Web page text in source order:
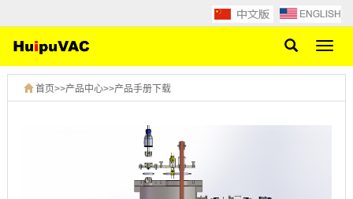
网
导
首页>>产品中心>>产品手册下载